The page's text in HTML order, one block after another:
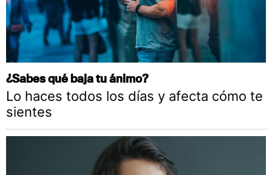
¿Sabes qué baja tu ánimo?
Lo haces todos los días y afecta cómo te
sientes